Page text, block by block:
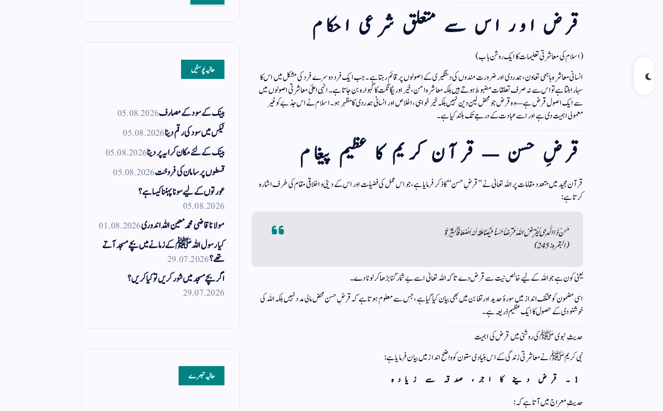
قرض اور اس سے متعلق شرعی احکام
(اسلام کی معاشرتی تعلیمات کا ایک روشن باب)
انسانی معاشرہ باہمی تعاون، ہمدردی اور ضرورت مندوں کی دستگیری کے اصولوں پر قائم رہتا ہے۔ جب ایک فرد دوسرے فرد کی مشکل میں اس کا
سہارا بنتا ہے تو اس سے نہ صرف تعلقات مضبوط ہوتے ہیں بلکہ معاشرہ امن، خیر اور یگانگت کا گہوارہ بن جاتا ہے۔ انہی اعلیٰ معاشرتی اصولوں میں
سے ایک اصول قرض ہے—وہ قرض جو محض لین دین نہیں بلکہ خیر خواہی، اخلاص اور انسانی ہمدردی کا مظہر ہو۔ اسلام نے اس جذبے کو غیر
معمولی اہمیت دی ہے اور اسے عبادت کے درجے تک بلند کیا ہے۔
قرضِ حسن — قرآن کریم کا عظیم پیغام
قرآن مجید میں متعدد مقامات پر اللہ تعالیٰ نے ’’قرضِ حسن‘‘ کا ذکر فرمایا ہے، جو اس عمل کی فضیلت اور اس کے دینی و اخلاقی مقام کی طرف اشارہ
کرتا ہے:
مَنْ ذَا الَّذِی یُقْرِضُ اللہَ قَرْضاً حَسَناً فَیُضَاعِفَہُ لَہُ اَضْعَافاً کَثِیْرَةً
(البقرہ: 245)
یعنی کون ہے جو اللہ کے لیے خالص نیت سے قرض دے تاکہ اللہ تعالیٰ اسے بے شمار گنا بڑھا کر لوٹا دے۔
اسی مضمون کو مختلف انداز میں سورۂ حدید اور تغابن میں بھی بیان کیا گیا ہے، جس سے معلوم ہوتا ہے کہ قرضِ حسن محض مالی مدد نہیں بلکہ اللہ کی
خوشنودی کے حصول کا ایک عظیم ذریعہ ہے۔
حدیثِ نبوی ﷺ کی روشنی میں قرض کی اہمیت
نبی کریم ﷺ نے معاشرتی زندگی کے اس بنیادی ستون کو واضح انداز میں بیان فرمایا ہے:
1۔ قرض دینے کا اجر، صدقہ سے زیادہ
حدیثِ معراج میں آتا ہے کہ:
حالیہ پوسٹیں
بینک کے سود کے مصارف05.08.2026
ٹیکس میں سود کی رقم دینا05.08.2026
بینک کے لئے مکان کرایہ پر دینا05.08.2026
قسطوں پر سامان کی فروخت05.08.2026
عورتوں کے لیے سونا پہننا کیسا ہے؟
05.08.2026
مولانا قاضی محمد معین اللہ اندوری01.08.2026
کیا رسول اللہ ﷺ کے زمانے میں بچے مسجد آتے
تھے؟29.07.2026
اگر بچے مسجد میں شور کریں تو کیا کریں؟
29.07.2026
حالیہ تبصرے